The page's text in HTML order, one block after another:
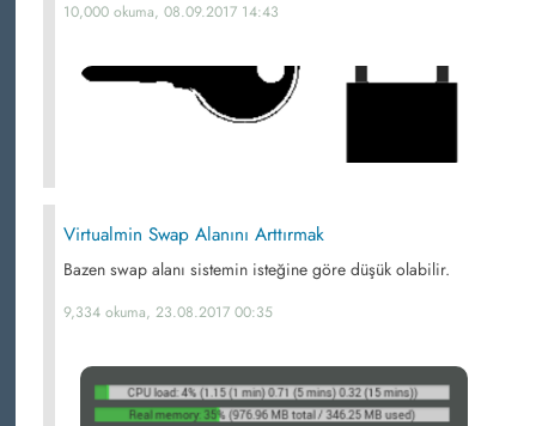
10,000 okuma, 08.09.2017 14:43
Virtualmin Swap Alanını Arttırmak
Bazen swap alanı sistemin isteğine göre düşük olabilir.
9,334 okuma, 23.08.2017 00:35